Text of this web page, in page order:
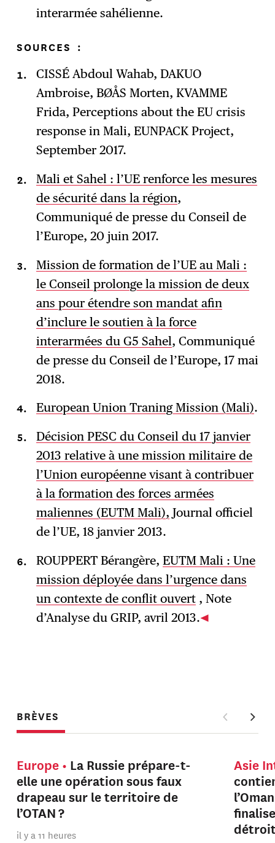
interarmée sahélienne.
SOURCES :
CISSÉ Abdoul Wahab, DAKUO
Ambroise, BØÅS Morten, KVAMME
Frida, Perceptions about the EU crisis
response in Mali, EUNPACK Project,
September 2017.
Mali et Sahel : l’UE renforce les mesures
de sécurité dans la région,
Communiqué de presse du Conseil de
l’Europe, 20 juin 2017.
Mission de formation de l’UE au Mali :
le Conseil prolonge la mission de deux
ans pour étendre son mandat afin
d’inclure le soutien à la force
interarmées du G5 Sahel, Communiqué
de presse du Conseil de l’Europe, 17 mai
2018.
European Union Traning Mission (Mali).
Décision PESC du Conseil du 17 janvier
2013 relative à une mission militaire de
l’Union européenne visant à contribuer
à la formation des forces armées
maliennes (EUTM Mali), Journal officiel
de l’UE, 18 janvier 2013.
ROUPPERT Bérangère, EUTM Mali : Une
mission déployée dans l’urgence dans
un contexte de conflit ouvert, Note
d’Analyse du GRIP, avril 2013.
BRÈVES
Europe
La Russie prépare-t-
elle une opération sous faux
drapeau sur le territoire de
l’OTAN ?
il y a 11 heures
Asie